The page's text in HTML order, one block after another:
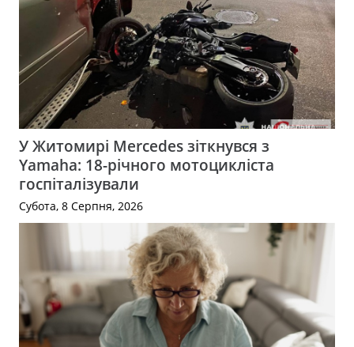
У Житомирі Mercedes зіткнувся з
Yamaha: 18-річного мотоцикліста
госпіталізували
Субота, 8 Серпня, 2026